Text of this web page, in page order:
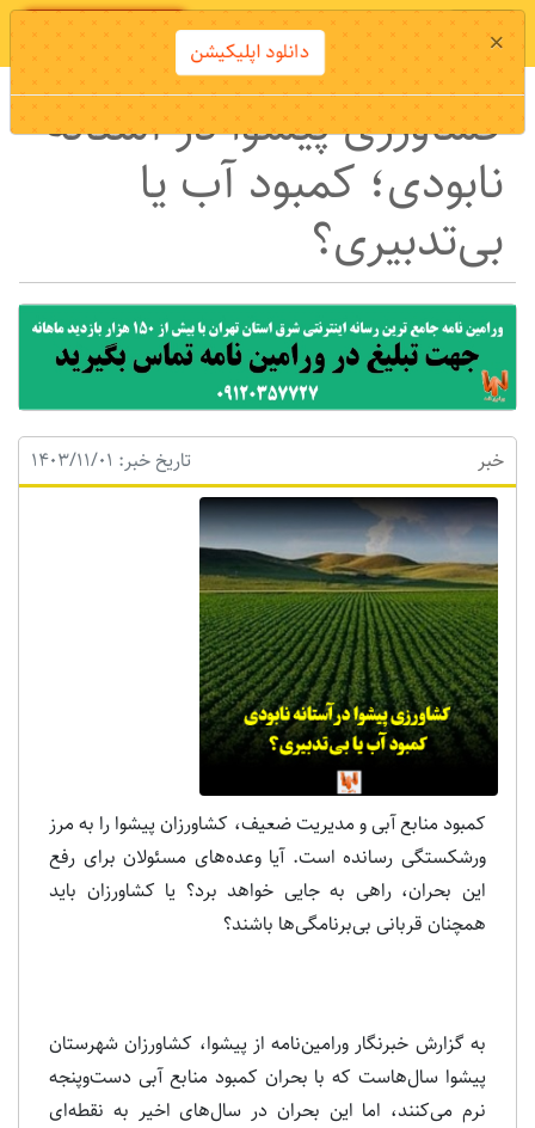
دانلود اپلیکیشن
کشاورزی پیشوا در آستانه
نابودی؛ کمبود آب یا
بی‌تدبیری؟
خبر تاریخ خبر: 1403/11/01
کمبود منابع آبی و مدیریت ضعیف، کشاورزان پیشوا را به مرز
ورشکستگی رسانده است. آیا وعده‌های مسئولان برای رفع
این بحران، راهی به جایی خواهد برد؟ یا کشاورزان باید
همچنان قربانی بی‌برنامگی‌ها باشند؟
به گزارش خبرنگار ورامین‌نامه از پیشوا، کشاورزان شهرستان
پیشوا سال‌هاست که با بحران کمبود منابع آبی دست‌وپنجه
نرم می‌کنند، اما این بحران در سال‌های اخیر به نقطه‌ای
× دانلود اپلیکیشن